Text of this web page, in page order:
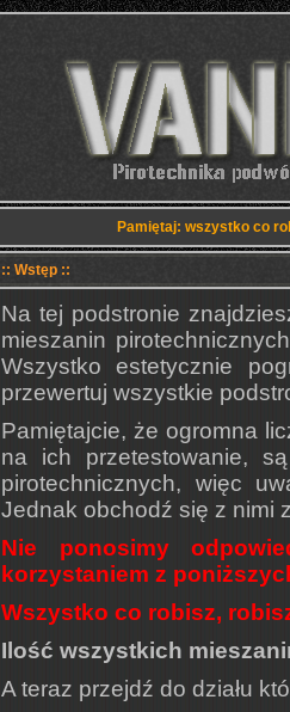
Pamiętaj: wszystko co
:: Wstęp ::
Na tej podstronie
mieszanin
Wszystko estetycznie
przewertuj wszystkie
Pamiętajcie, że ogromna
na ich przetestowanie,
pirotechnicznych, więc
Jednak obchodź się z nimi
Nie ponosimy
korzystaniem z
Wszystko co robisz,
Ilość wszystkich
A teraz przejdź do działu